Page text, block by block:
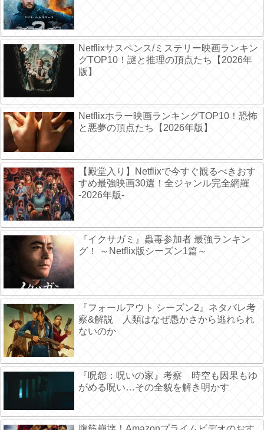
Netflixサスペンス/ミステリー映画ランキン
グTOP10！謎と推理の頂点たち【2026年
版】
Netflixホラー映画ランキングTOP10！恐怖
と悪夢の頂点たち【2026年版】
【殿堂入り】Netflixで今すぐ観るべきおす
すめ最強映画30選！全ジャンル完全網羅
-2026年版-
『イクサガミ』蟲毒参加者 最強ランキン
グ！ ～Netflix版シーズン1篇～
『フォールアウト シーズン2』ネタバレ考
察&解説 人類はなぜ愚かさから逃れられ
ないのか
『呪怨：呪いの家』考察 時空も因果もゆ
がめる呪い…その全貌を解き明かす